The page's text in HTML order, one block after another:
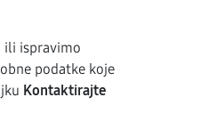
ili ispravimo
podatke koje
Kontaktirajte